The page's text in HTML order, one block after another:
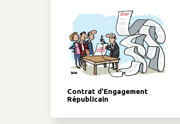
Contrat d’Engagement
Républicain